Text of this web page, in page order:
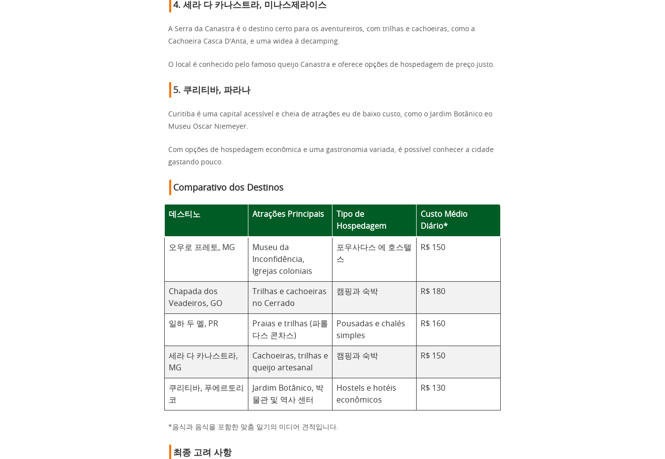
4. 세라 다 카나스트라, 미나스제라이스
A Serra da Canastra é o destino certo para os aventureiros, com trilhas e cachoeiras, como a
Cachoeira Casca D'Anta, e uma widea á decamping.
O local é conhecido pelo famoso queijo Canastra e oferece opções de hospedagem de preço justo.
5. 쿠리티바, 파라나
Curitiba é uma capital acessível e cheia de atrações eu de baixo custo, como o Jardim Botânico eo
Museu Oscar Niemeyer.
Com opções de hospedagem econômica e uma gastronomia variada, é possível conhecer a cidade
gastando pouco.
Comparativo dos Destinos
데스티노 Atrações Principais
Tipo de
Hospedagem
Custo Médio
Diário*
오우로 프레토, MG
Museu da
Inconfidência,
Igrejas coloniais
포우사다스 에 호스텔
스
R$ 150
Chapada dos
Veadeiros, GO
Trilhas e cachoeiras
no Cerrado
캠핑과 숙박 R$ 180
일하 두 멜, PR
Praias e trilhas (파롤
다스 콘차스)
Pousadas e chalés
simples
R$ 160
세라 다 카나스트라,
MG
Cachoeiras, trilhas e
queijo artesanal
캠핑과 숙박 R$ 150
쿠리티바, 푸에르토리
코
Jardim Botânico, 박
물관 및 역사 센터
Hostels e hotéis
econômicos
R$ 130
*음식과 음식을 포함한 맞춤 일기의 미디어 견적입니다.
최종 고려 사항